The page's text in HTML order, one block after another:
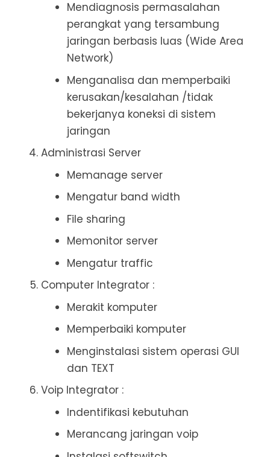
Mendiagnosis permasalahan
perangkat yang tersambung
jaringan berbasis luas (Wide Area
Network)
Menganalisa dan memperbaiki
kerusakan/kesalahan /tidak
bekerjanya koneksi di sistem
jaringan
Administrasi Server
Memanage server
Mengatur band width
File sharing
Memonitor server
Mengatur traffic
Computer Integrator :
Merakit komputer
Memperbaiki komputer
Menginstalasi sistem operasi GUI
dan TEXT
Voip Integrator :
Indentifikasi kebutuhan
Merancang jaringan voip